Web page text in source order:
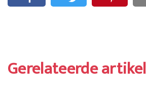
Gerelateerde